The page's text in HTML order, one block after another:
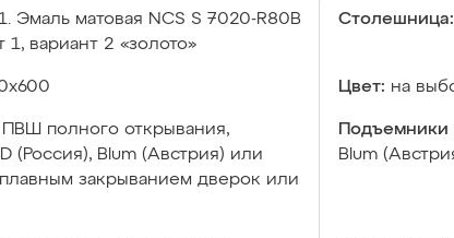
Эмаль матовая NCS S 7020-R80B
вариант 2 «золото»
Столешница:
Цвет: на
ПВШ полного открывания,
(Россия), Blum (Австрия) или
закрыванием дверок или
Подъемники
Blum